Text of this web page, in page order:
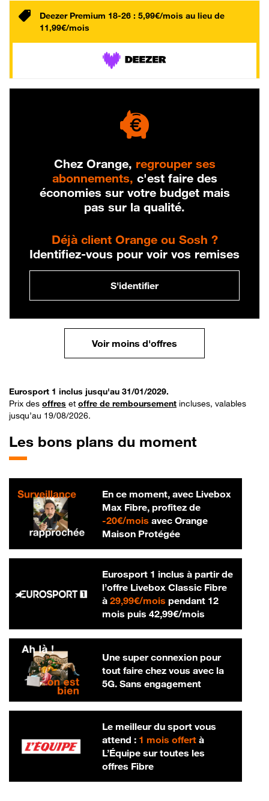
Deezer Premium 18-26 : 5,99€/mois au lieu de
11,99€/mois
Chez Orange, regrouper ses
abonnements, c'est faire des
économies sur votre budget mais
pas sur la qualité.
Déjà client Orange ou Sosh ?
Identifiez-vous pour voir vos remises
S'identifier
Voir moins d'offres
Eurosport 1 inclus jusqu'au 31/01/2029.
Prix des offres et offre de remboursement incluses, valables
jusqu’au 19/08/2026.
Les bons plans du moment
En ce moment, avec Livebox
Max Fibre, profitez de
-20€/mois20 € par mois
avec Orange
Maison Protégée
Eurosport 1 inclus à partir de
l’offre Livebox Classic Fibre
à 29,99€/mois29,99 € par mois
pendant 12
mois puis 42,99€/mois42,99 € par
Une super connexion pour
tout faire chez vous avec la
5G. Sans engagement
Le meilleur du sport vous
attend : 1 mois offertà
L’Équipe sur toutes les
offres Fibre